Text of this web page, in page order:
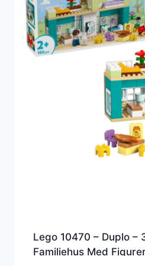
Lego 10470 – Duplo –
Familiehus Med